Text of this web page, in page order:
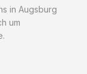
in Augsburg
um